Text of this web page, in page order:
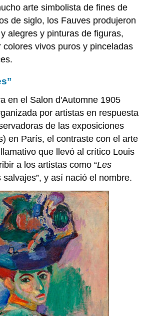
arte simbolista de fines de
de siglo, los Fauves produjeron
alegres y pinturas de figuras,
colores vivos puros y pinceladas
en el Salon d'Automne 1905
por artistas en respuesta
de las exposiciones
en París, el contraste con el arte
que llevó al crítico Louis
a los artistas como “Les
salvajes”, y así nació el nombre.